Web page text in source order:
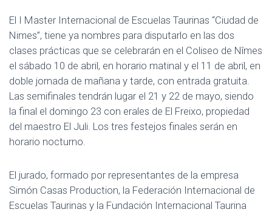
N
El I Master Internacional de Escuelas Taurinas “Ciudad de
Nimes”, tiene ya nombres para disputarlo en las dos
clases prácticas que se celebrarán en el Coliseo de Nîmes
el sábado 10 de abril, en horario matinal y el 11 de abril, en
doble jornada de mañana y tarde, con entrada gratuita.
Las semifinales tendrán lugar el 21 y 22 de mayo, siendo
la final el domingo 23 con erales de El Freixo, propiedad
del maestro El Juli. Los tres festejos finales serán en
horario nocturno.
El jurado, formado por representantes de la empresa
Simón Casas Production, la Federación Internacional de
Escuelas Taurinas y la Fundación Internacional Taurina